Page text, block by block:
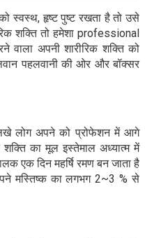
स्वस्थ, हृष्ट पुष्ट रखता है तो उसे
शक्ति तो हमेशा professional
अपनी शारीरिक शक्ति को
पहलवानी की ओर और बॉक्सर
लोग अपने को प्रोफेशन में आगे
का मूल इस्तेमाल अध्यात्म में
एक दिन महर्षि रमण बन जाता है
मस्तिष्क का लगभग 2~3 % से